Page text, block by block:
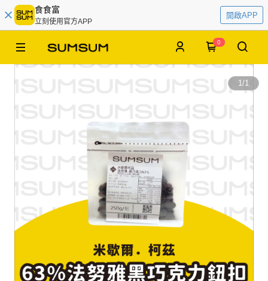
食食富
立刻使用官方APP
開啟APP
0
1/1